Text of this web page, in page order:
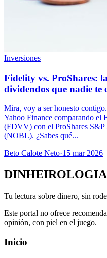
Inversiones
Fidelity vs. ProShares:
dividendos que nadie te
Mira, voy a ser honesto
Yahoo Finance comparando
(FDVV) con el ProShares
(NOBL). ¿Sabes qué...
Beto Calote Neto·15 mar 2026
DINHEIROLOGIA
Tu lectura sobre dinero, sin
Este portal no ofrece
opinión, con piel en el juego.
Inicio